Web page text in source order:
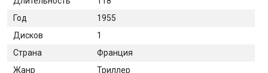
Год
1955
Дисков
1
Страна
Франция
Жанр
Триллер